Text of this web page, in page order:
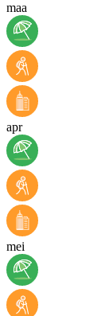
maa
apr
mei